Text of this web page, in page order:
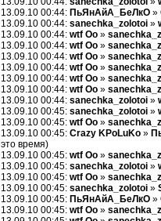
13.09.10 00:44: ПьЯнАйА_БеЛкО »
13.09.10 00:44: sanechka_zolotoi »
13.09.10 00:44: wtf Oo »
13.09.10 00:44: wtf Oo »
13.09.10 00:44: wtf Oo »
13.09.10 00:44: wtf Oo »
13.09.10 00:44: wtf Oo »
13.09.10 00:44: wtf Oo »
13.09.10 00:44: sanechka_zolotoi »
13.09.10 00:45: sanechka_zolotoi »
13.09.10 00:45: wtf Oo »
13.09.10 00:45: Crazy KPoLuKo »
это время)
13.09.10 00:45: wtf Oo »
13.09.10 00:45: sanechka_zolotoi »
13.09.10 00:45: wtf Oo »
13.09.10 00:45: sanechka_zolotoi »
13.09.10 00:45: ПьЯнАйА_БеЛкО »
13.09.10 00:45: wtf Oo »